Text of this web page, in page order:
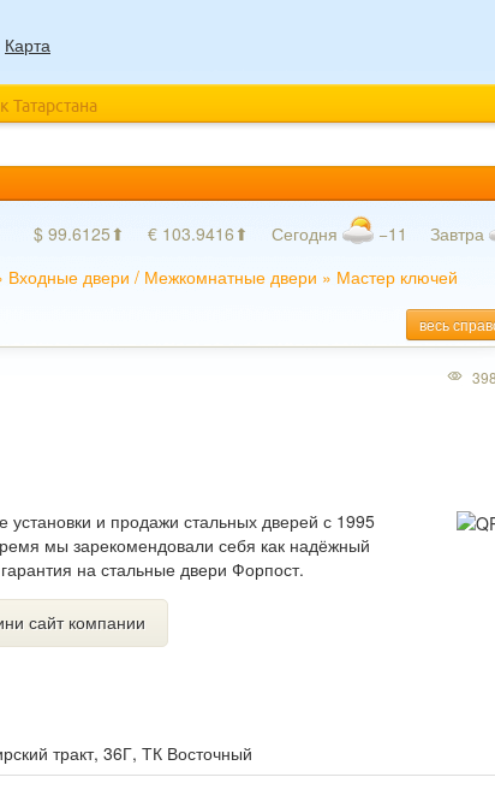
Карта
Татарстана
$ 99.6125⬆ € 103.9416⬆ Сегодня −11 Завтра
Входные двери / Межкомнатные двери » Мастер ключей
весь
и продажи стальных дверей с 1995
мы зарекомендовали себя как надёжный
на стальные двери Форпост.
сайт компании
398
тракт, 36Г, ТК Восточный